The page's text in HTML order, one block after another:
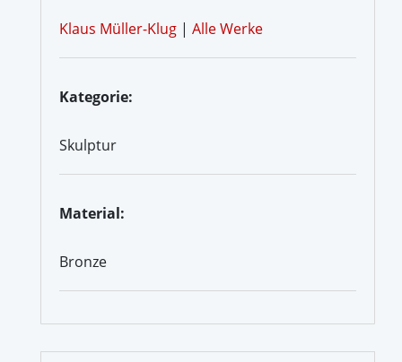
Klaus Müller-Klug | Alle Werke
Kategorie:
Skulptur
Material:
Bronze